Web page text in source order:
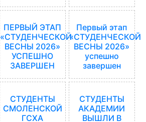
ПЕРВЫЙ ЭТАП
«СТУДЕНЧЕСКОЙ
ВЕСНЫ 2026»
УСПЕШНО
ЗАВЕРШЕН
Первый этап
«СТУДЕНЧЕСКОЙ
ВЕСНЫ 2026»
успешно
завершен
СТУДЕНТЫ
СМОЛЕНСКОЙ
ГСХА
СТУДЕНТЫ
АКАДЕМИИ
ВЫШЛИ В